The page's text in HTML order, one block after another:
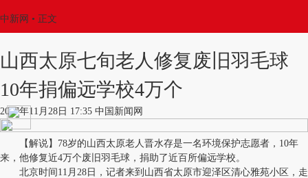
中新网 • 正文
山西太原七旬老人修复废旧羽毛球
10年捐偏远学校4万个
2017年11月28日 17:35 中国新闻网
【解说】78岁的山西太原老人晋水存是一名环境保护志愿者，10年
来，他修复近4万个废旧羽毛球，捐助了近百所偏远学校。
北京时间11月28日，记者来到山西省太原市迎泽区清心雅苑小区，走